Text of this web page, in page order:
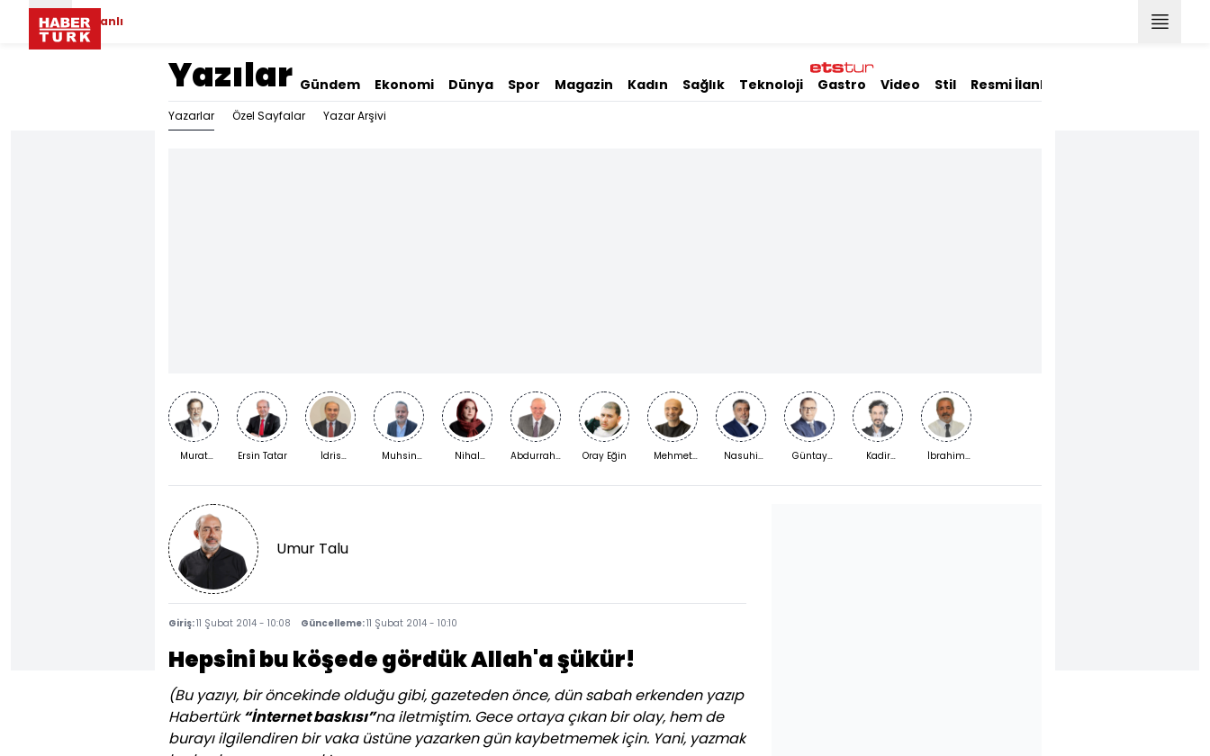
Canlı
Yazılar Gündem Ekonomi Dünya Spor Magazin Kadın Sağlık Teknoloji Gastro Video Stil Resmi İlanlar
Yazarlar Özel Sayfalar Yazar Arşivi
Murat
Ersin Tatar
İdris
Muhsin
Nihal
Abdurrahman
Oray Eğin
Mehmet
Nasuhi
Güntay
Kadir
İbrahim
Umur Talu
Giriş:11 Şubat 2014 - 10:08 Güncelleme:11 Şubat 2014 - 10:10
Hepsini bu köşede gördük Allah'a şükür!
(Bu yazıyı, bir öncekinde olduğu gibi, gazeteden önce, dün sabah erkenden yazıp
Habertürk“İnternet baskısı”na iletmiştim. Gece ortaya çıkan bir olay, hem de
burayı ilgilendiren bir vaka üstüne yazarken gün kaybetmemek için. Yani, yazmak